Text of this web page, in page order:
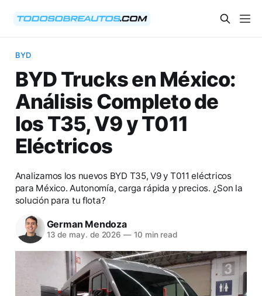
BYD
BYD Trucks en México:
Análisis Completo de
los T35, V9 y T011
Eléctricos
Analizamos los nuevos BYD T35, V9 y T011 eléctricos
para México. Autonomía, carga rápida y precios. ¿Son la
solución para tu flota?
German Mendoza
13 de may. de 2026 — 10 min read